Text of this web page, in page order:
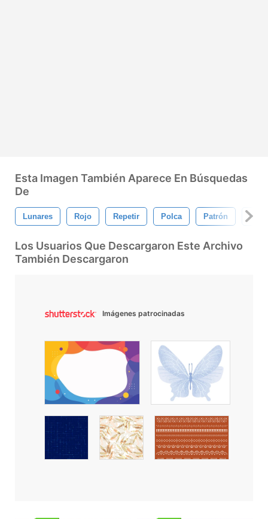
Esta Imagen También Aparece En Búsquedas
De
Lunares Rojo Repetir Polca Patrón
Los Usuarios Que Descargaron Este Archivo
También Descargaron
Imágenes patrocinadas